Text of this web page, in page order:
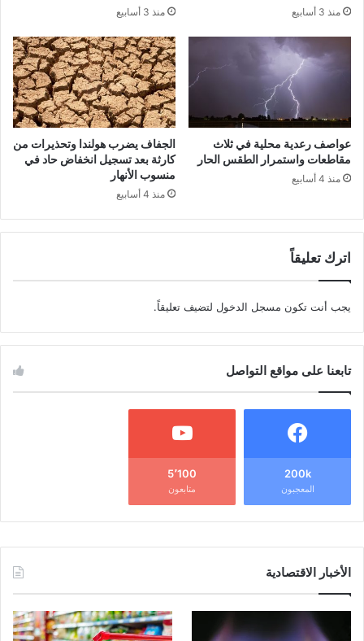
منذ 3 أسابيع منذ 3 أسابيع
عواصف رعدية محلية في ثلاث
مقاطعات واستمرار الطقس الحار
منذ 4 أسابيع
الجفاف يضرب هولندا وتحذيرات من
كارثة بعد تسجيل انخفاض حاد في
منسوب الأنهار
منذ 4 أسابيع
اترك تعليقاً
يجب أنت تكون مسجل الدخول لتضيف تعليقاً.
تابعنا على مواقع التواصل
200k
المعجبون
5٬100
متابعون
الأخبار الاقتصادية